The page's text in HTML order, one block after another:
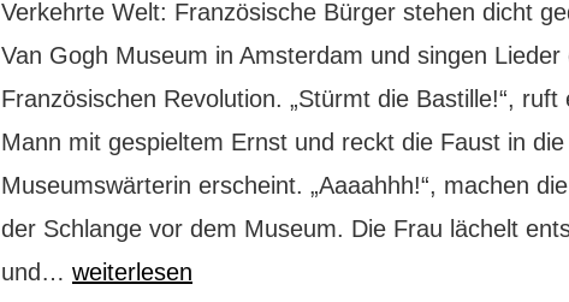
Verkehrte Welt: Französische Bürger stehen dicht
Van Gogh Museum in Amsterdam und singen Lieder
Französischen Revolution. „Stürmt die Bastille!“, ruft
Mann mit gespieltem Ernst und reckt die Faust in
Museumswärterin erscheint. „Aaaahhh!“, machen
der Schlange vor dem Museum. Die Frau lächelt
und… Amsterdam
weiterlesen